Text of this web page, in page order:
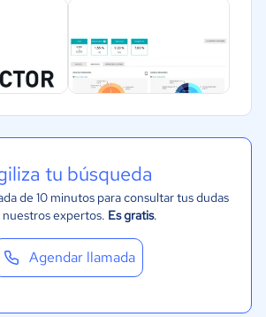
tu búsqueda
de 10 minutos para consultar tus dudas
nuestros expertos. Es gratis.
Agendar llamada